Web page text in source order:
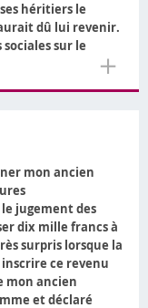
héritiers le
dû lui revenir.
sur le
＋
mon ancien
jugement des
dix mille francs à
surpris lorsque la
inscrire ce revenu
mon ancien
et déclaré